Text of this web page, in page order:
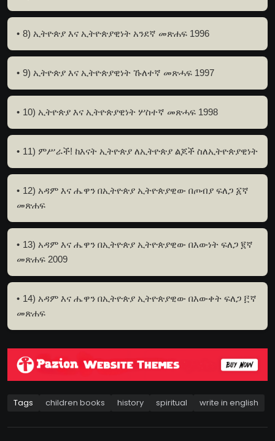
8) ኢትዮጵያ እና ኢትዮጵያዊነት አንደኛ መጽሐፍ 1996
9) ኢትዮጵያ እና ኢትዮጵያዊነት ኹለተኛ መጽሓፍ 1997
10) ኢትዮጵያ እና ኢትዮጵያዊነት ሦስተኛ መጽሓፍ 1998
11) ምሥራች! ከእናት ኢትዮጵያ ለኢትዮጵያ ልጆች ስለኢትዮጵያዊነት
12) አዳም እና ሔዋን በኢትዮጵያ ኢትዮጵያዊው በጦብያ ፍለጋ ፩ኛ
መጽሐፍ
13) አዳም እና ሔዋን በኢትዮጵያ ኢትዮጵያዊው በእውነት ፍለጋ ፪ኛ
መጽሐፍ 2009
14) አዳም እና ሔዋን በኢትዮጵያ ኢትዮጵያዊው በእውቀት ፍለጋ ፫ኛ
መጽሐፍ
Tags children books history spiritual write in english